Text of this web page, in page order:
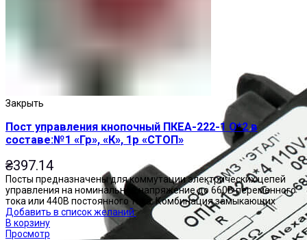
Закрыть
Пост управления кнопочный ПКЕА-222-1 О*2 в
составе:№1 «Гр», «К», 1р «СТОП»
₴397.14
Посты предназначены для коммутации электрических цепей
управления на номинальное напряжение до 660В переменного
тока или 440В постоянного тока. Комбинация замыкающих
Добавить в список желаний
В корзину
Просмотр